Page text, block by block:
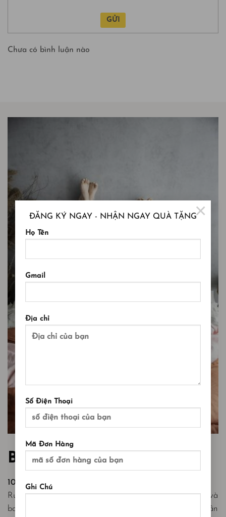
ĐĂNG KÝ NGAY - NHẬN NGAY QUÀ TẶNG
Họ Tên
Gmail
Địa chỉ
Số Điện Thoại
Mã Đơn Hàng
Ghi Chú
×
Sản phẩm đã qua sử dụng
Không đúng sản phẩm ban đầu
🛒Đặt Ngay Chăn ga Washed Cotton – Dịu êm từ thiên
GỬI
Chưa có bình luận nào
BENEFITS
100% Cotton & Bamboo Quality
Runa tập trung vào những chất liệu tinh túy như cotton và
bamboo, mang lại cảm giác thoải mái, thoáng mát và thân